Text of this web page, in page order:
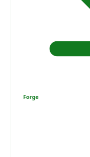
Forge